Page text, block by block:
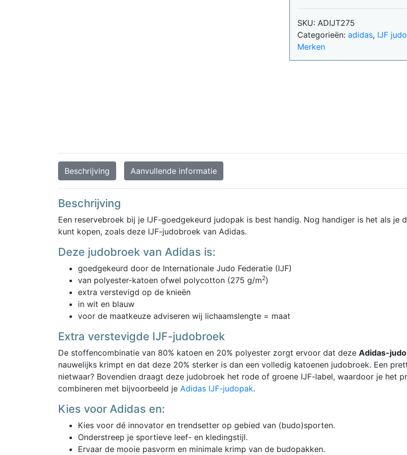
|
IJF-
goedgekeurd
|
SKU:ADIJT275
Categorieën:adidas, IJF
Merken
Beschrijving Aanvullende informatie
Beschrijving
Een reservebroek bij je IJF-goedgekeurd judopak is best handig. Nog handiger is het als je
kunt kopen, zoals deze IJF-judobroek van Adidas.
Deze judobroek van Adidas is:
goedgekeurd door de Internationale Judo Federatie (IJF)
van polyester-katoen ofwel polycotton (275 g/m2)
extra verstevigd op de knieën
in wit en blauw
voor de maatkeuze adviseren wij lichaamslengte = maat
Extra verstevigde IJF-judobroek
De stoffencombinatie van 80% katoen en 20% polyester zorgt ervoor dat deze Adidas-
nauwelijks krimpt en dat deze 20% sterker is dan een volledig katoenen judobroek. Een
nietwaar? Bovendien draagt deze judobroek het rode of groene IJF-label, waardoor je het
combineren met bijvoorbeeld je Adidas IJF-judopak.
Kies voor Adidas en:
Kies voor dé innovator en trendsetter op gebied van (budo)sporten.
Onderstreep je sportieve leef- en kledingstijl.
Ervaar de mooie pasvorm en minimale krimp van de budopakken.